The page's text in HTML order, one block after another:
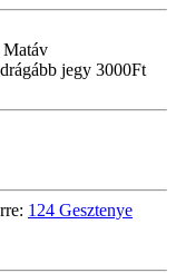
Matáv
jegy 3000Ft
124 Gesztenye